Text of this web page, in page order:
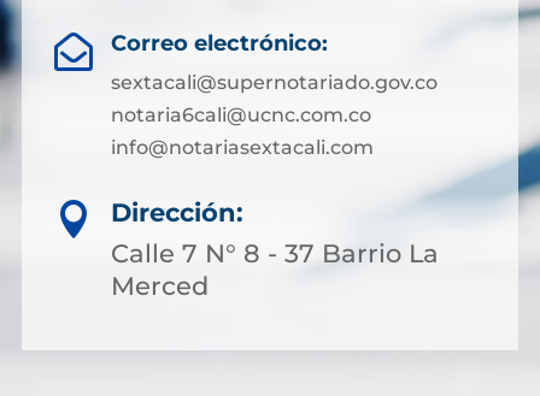
 Correo electrónico:
sextacali@supernotariado.gov.co
notaria6cali@ucnc.com.co
info@notariasextacali.com

Dirección:
Calle 7 N° 8 - 37 Barrio La
Merced